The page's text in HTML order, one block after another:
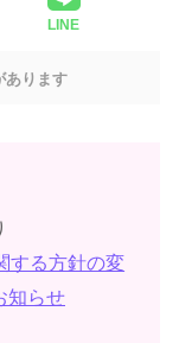
LINE
あります
する方針の変
知らせ